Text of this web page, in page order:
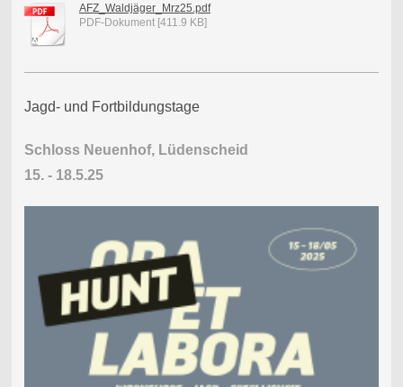
AFZ_Waldjäger_Mrz25.pdf
PDF-Dokument [411.9 KB]
Jagd- und Fortbildungstage
Schloss Neuenhof, Lüdenscheid
15. - 18.5.25